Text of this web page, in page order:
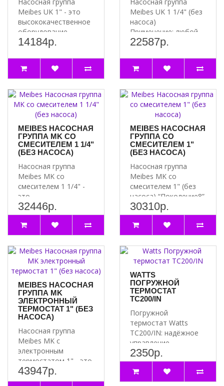
Совместимость:
группа безопасности Varmega совместима с
различными типами котлов и систем отопления, что делает её
универсальным решением для любого дома или офиса.
ТЕХНИЧЕСКИЕ ХАРАКТЕРИСТИКИ ГРУППЫ
Характеристика
Максимальная мощность котладо 100 кВт
Диаметр подключения
1"
Рабочее давление
Тип манометра
механический
Материал корпуса
Цвет
Артикул VM16302
Meibes UK 1" - это
высококачественное
оборудование,
предназначенное для
14184р.
Meibes UK 1 1/4" (без
насоса)
Применение: любой
контур, т.е. контур в
22587р.
MEIBES НАСОСНАЯ
ГРУППА MK СО
СМЕСИТЕЛЕМ 1 1/4"
(БЕЗ НАСОСА)
Насосная группа
Meibes MK со
смесителем 1 1/4" -
это
высококачественное
оборудование для
систем..
32446р.
MEIBES НАСОСНАЯ
ГРУППА СО
СМЕСИТЕЛЕМ 1"
(БЕЗ НАСОСА)
Насосная группа
Meibes MK со
смесителем 1" (без
насоса) “Поколение8”
левая. ..
30310р.
MEIBES НАСОСНАЯ
ГРУППА MK
ЭЛЕКТРОННЫЙ
ТЕРМОСТАТ 1" (БЕЗ
НАСОСА)
Насосная группа
Meibes MK с
электронным
термостатом 1" - это
высокотехнологичное
решение для эф..
43947р.
WATTS
ПОГРУЖНОЙ
ТЕРМОСТАТ
TC200/IN
Погружной
термостат Watts
TC200/IN: надёжное
управление
температурой
Преимущества
погружного терм..
2350р.